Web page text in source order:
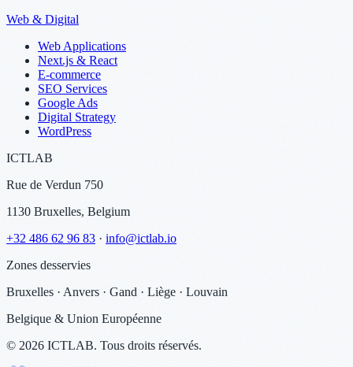
Web & Digital
Web Applications
Next.js & React
E-commerce
SEO Services
Google Ads
Digital Strategy
WordPress
ICTLAB
Rue de Verdun 750
1130 Bruxelles, Belgium
+32 486 62 96 83 · info@ictlab.io
Zones desservies
Bruxelles · Anvers · Gand · Liège · Louvain
Belgique & Union Européenne
© 2026 ICTLAB. Tous droits réservés.